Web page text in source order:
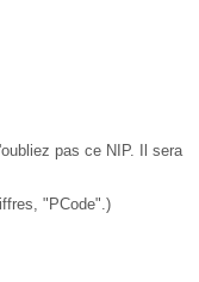
pas ce NIP. Il sera
"PCode".)